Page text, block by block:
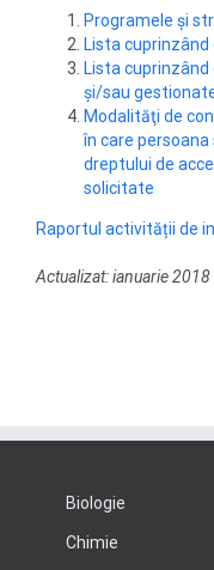
Programele şi
Lista
Lista
şi/sau
Modalităţi de
în care
dreptului de
solicitate
Raportul activității de
Actualizat: ianuarie 2018
Biologie
Chimie